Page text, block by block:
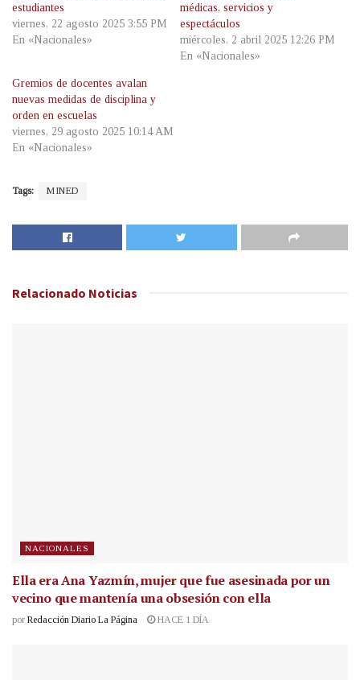
estudiantes
viernes, 22 agosto 2025 3:55 PM
En «Nacionales»
médicas, servicios y
espectáculos
miércoles, 2 abril 2025 12:26 PM
En «Nacionales»
Gremios de docentes avalan
nuevas medidas de disciplina y
orden en escuelas
viernes, 29 agosto 2025 10:14 AM
En «Nacionales»
Tags: MINED
Relacionado Noticias
NACIONALES
Ella era Ana Yazmín, mujer que fue asesinada por un
vecino que mantenía una obsesión con ella
por Redacción Diario La Página HACE 1 DÍA